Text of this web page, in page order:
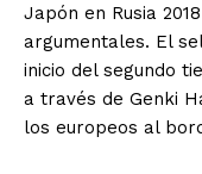
Japón en Rusia
argumentales. El
inicio del segundo
a través de Genki
los europeos al